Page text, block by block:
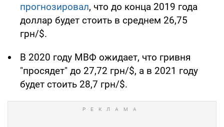
прогнозировал, что до конца 2019 года
доллар будет стоить в среднем 26,75
грн/$.
В 2020 году МВФ ожидает, что гривня
"просядет" до 27,72 грн/$, а в 2021 году
будет стоить 28,7 грн/$.